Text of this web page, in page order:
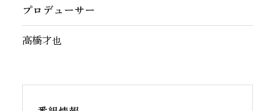
プロデューサー
高橋才也